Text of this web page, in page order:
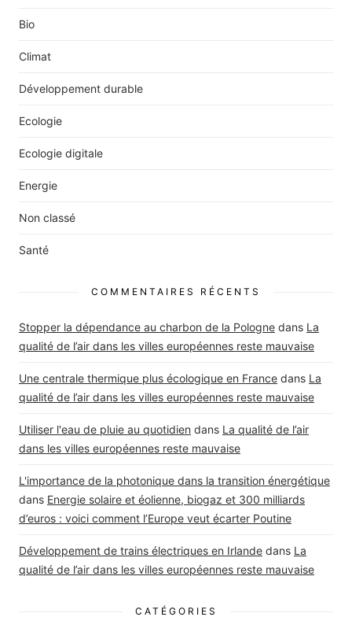
Bio
Climat
Développement durable
Ecologie
Ecologie digitale
Energie
Non classé
Santé
COMMENTAIRES RÉCENTS
Stopper la dépendance au charbon de la Pologne dans La
qualité de l’air dans les villes européennes reste mauvaise
Une centrale thermique plus écologique en France dans La
qualité de l’air dans les villes européennes reste mauvaise
Utiliser l'eau de pluie au quotidien dans La qualité de l’air
dans les villes européennes reste mauvaise
L'importance de la photonique dans la transition énergétique
dans Energie solaire et éolienne, biogaz et 300 milliards
d’euros : voici comment l’Europe veut écarter Poutine
Développement de trains électriques en Irlande dans La
qualité de l’air dans les villes européennes reste mauvaise
CATÉGORIES